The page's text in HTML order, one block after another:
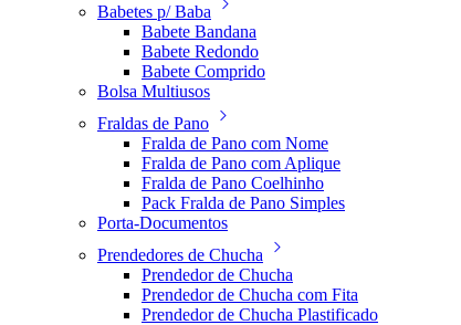
Babetes p/ Baba
Babete Bandana
Babete Redondo
Babete Comprido
Bolsa Multiusos
Fraldas de Pano
Fralda de Pano com Nome
Fralda de Pano com Aplique
Fralda de Pano Coelhinho
Pack Fralda de Pano Simples
Porta-Documentos
Prendedores de Chucha
Prendedor de Chucha
Prendedor de Chucha com Fita
Prendedor de Chucha Plastificado